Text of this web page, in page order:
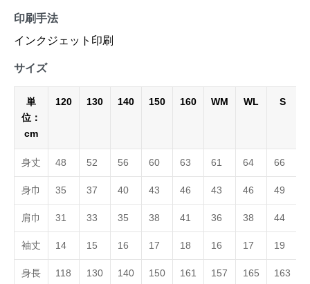
印刷手法
インクジェット印刷
サイズ
単
位：
cm
120 130 140 150 160 WM WL S
身丈 48 52 56 60 63 61 64 66
身巾 35 37 40 43 46 43 46 49
肩巾 31 33 35 38 41 36 38 44
袖丈 14 15 16 17 18 16 17 19
身長 118 130 140 150 161 157 165 163